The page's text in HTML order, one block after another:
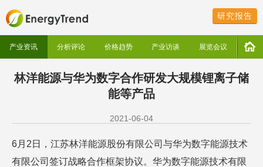
研究报告
产业资讯 分析评论 价格趋势 产业访谈 展览会议
林洋能源与华为数字合作研发大规模锂离子储
能等产品
2021-06-04
6月2日，江苏林洋能源股份有限公司与华为数字能源技术
有限公司签订战略合作框架协议。华为数字能源技术有限